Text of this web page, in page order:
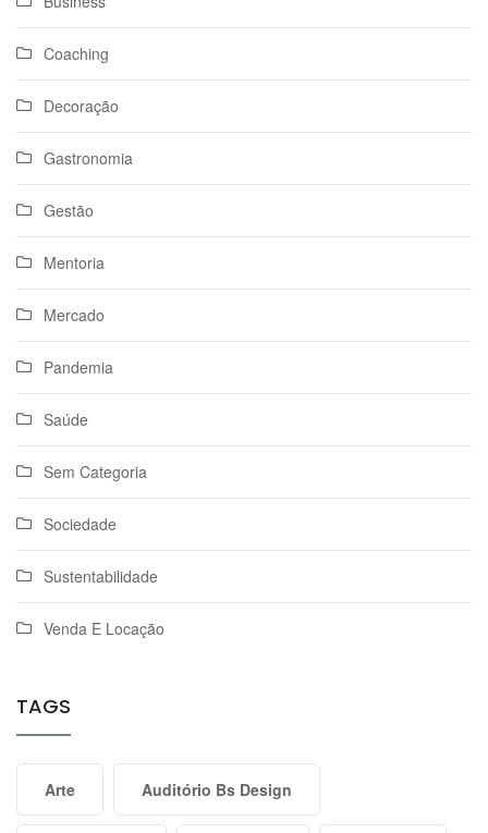
Coaching
Decoração
Gastronomia
Gestão
Mentoria
Mercado
Pandemia
Saúde
Sem Categoria
Sociedade
Sustentabilidade
Venda E Locação
TAGS
Arte Auditório Bs Design